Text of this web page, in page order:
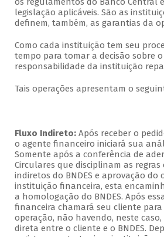
legislação aplicáveis. São as
definem, também, as garantias da
Como cada instituição tem seu
tempo para tomar a decisão sobre
responsabilidade da instituição
Tais operações apresentam o
Fluxo Indireto: Após receber o
o agente financeiro iniciará sua
Somente após a conferência de
Circulares que disciplinam as
indiretos do BNDES e aprovação do
instituição financeira, esta
a homologação do BNDES. Após
financeira chamará seu cliente
operação, não havendo, neste
direta entre o cliente e o BNDES.